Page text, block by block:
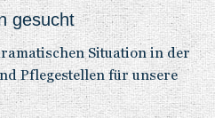
gesucht
Situation in der
Pflegestellen für unsere